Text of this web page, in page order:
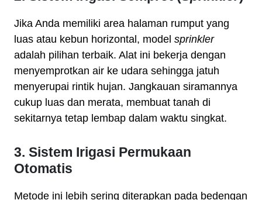
Jika Anda memiliki area halaman rumput yang
luas atau kebun horizontal, model sprinkler
adalah pilihan terbaik. Alat ini bekerja dengan
menyemprotkan air ke udara sehingga jatuh
menyerupai rintik hujan. Jangkauan siramannya
cukup luas dan merata, membuat tanah di
sekitarnya tetap lembap dalam waktu singkat.
3. Sistem Irigasi Permukaan
Otomatis
Metode ini lebih sering diterapkan pada bedengan